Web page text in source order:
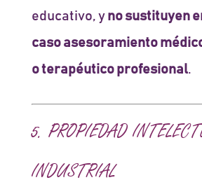
educativo, y no sustituyen
caso asesoramiento
o terapéutico profesional.
5. PROPIEDAD
INDUSTRIAL